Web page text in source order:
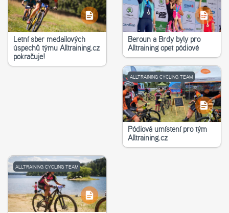
Letní sběr medailových
úspěchů týmu Alltraining.cz
pokračuje!
Beroun a Brdy byly pro
Alltraining opět pódiové
ALLTRAINING CYCLING TEAM
Pódiová umístění pro tým
Alltraining.cz
ALLTRAINING CYCLING TEAM